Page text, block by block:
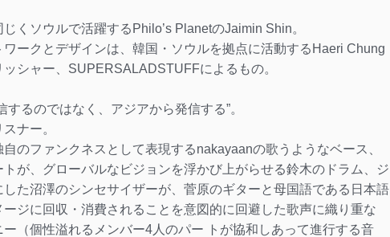
くソウルで活躍するPhilo’s PlanetのJaimin Shin。
ークとデザインは、韓国・ソウルを拠点に活動するHaeri Chung
シャー、SUPERSALADSTUFFによるもの。
るのではなく、アジアから発信する”。
ナー。
のファンクネスとして表現するnakayaanの歌うようなベース、
が、グローバルなビジョンを浮かび上がらせる鈴木のドラム、ジ
た沼澤のシンセサイザーが、菅原のギターと母国語である日本語
ジに回収・消費されることを意図的に回避した歌声に織り重な
（個性溢れるメンバー4人のパー トが協和しあって進行する音